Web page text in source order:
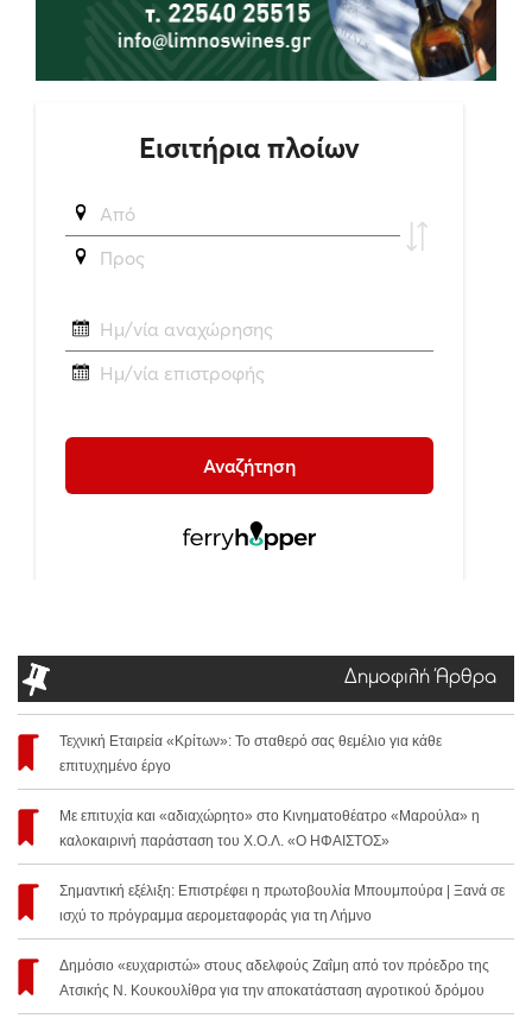
Δημοφιλή Άρθρα
Τεχνική Εταιρεία «Κρίτων»: Το σταθερό σας θεμέλιο για κάθε
επιτυχημένο έργο
Με επιτυχία και «αδιαχώρητο» στο Κινηματοθέατρο «Μαρούλα» η
καλοκαιρινή παράσταση του Χ.Ο.Λ. «Ο ΗΦΑΙΣΤΟΣ»
Σημαντική εξέλιξη: Επιστρέφει η πρωτοβουλία Μπουμπούρα | Ξανά σε
ισχύ το πρόγραμμα αερομεταφοράς για τη Λήμνο
Δημόσιο «ευχαριστώ» στους αδελφούς Ζαΐμη από τον πρόεδρο της
Ατσικής Ν. Κουκουλίθρα για την αποκατάσταση αγροτικού δρόμου